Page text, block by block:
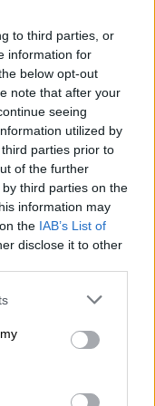
to third parties, or
information for
below opt-out
note that after your
seeing
utilized by
parties prior to
of the further
third parties on the
information may
the IAB’s List of
disclose it to other
or more Google
You may click to
third-party tags to
in below Google
στα
Τραμπ
λιγότερους
διαβάζουν
Times ή
να